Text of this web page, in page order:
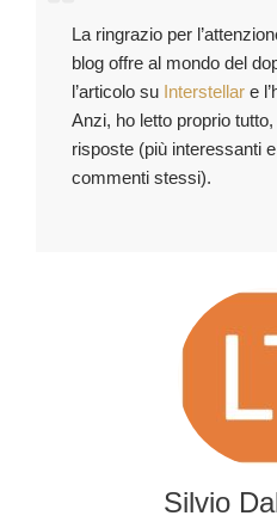
La ringrazio per
blog offre al mondo del
l’articolo su Interstellar e
Anzi, ho letto proprio
risposte (più interessanti
commenti stessi).
Silvio